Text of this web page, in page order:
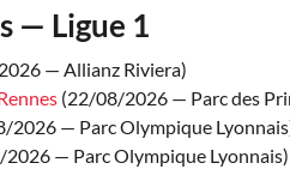
— Ligue 1
— Allianz Riviera)
(22/08/2026 — Parc des
2026 — Parc Olympique
— Parc Olympique Lyonnais)